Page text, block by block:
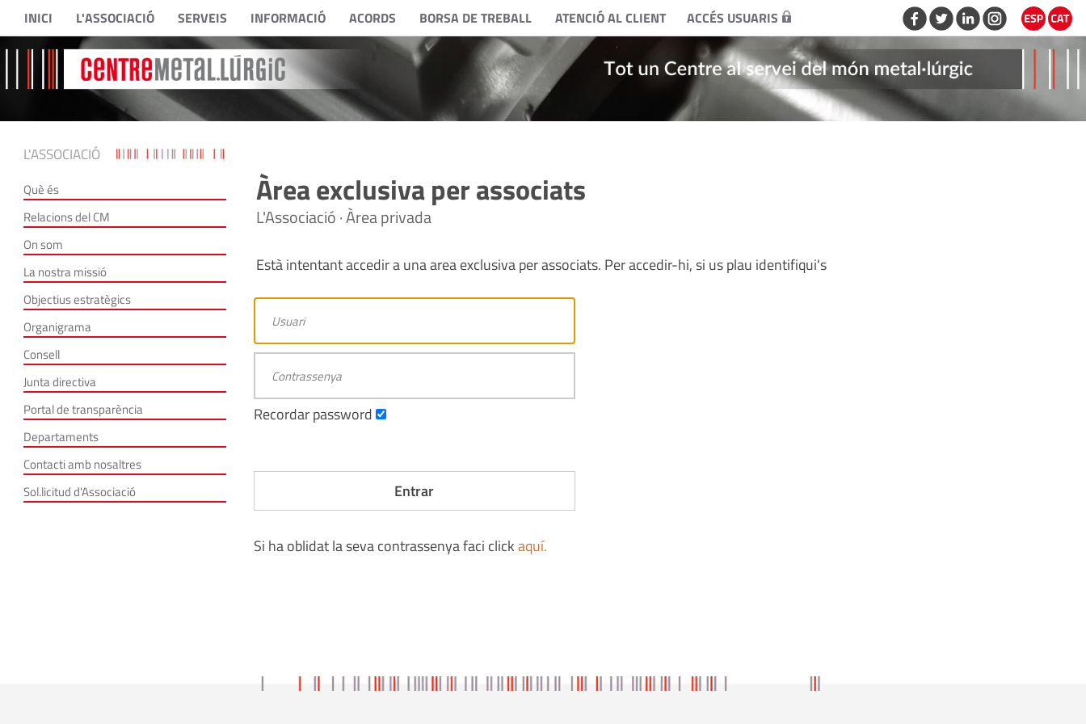
INICI L'ASSOCIACIÓ SERVEIS INFORMACIÓ ACORDS BORSA DE TREBALL ATENCIÓ AL CLIENT ACCÉS USUARIS
L'ASSOCIACIÓ
Què és
Relacions del CM
On som
La nostra missió
Objectius estratègics
Organigrama
Consell
Junta directiva
Portal de transparència
Departaments
Contacti amb nosaltres
Sol.licitud d'Associació
Àrea exclusiva per associats
L'Associació · Àrea privada
Està intentant accedir a una area exclusiva per associats. Per accedir-hi, si us plau identifiqui's
Recordar password
Si ha oblidat la seva contrassenya faci clickaquí.